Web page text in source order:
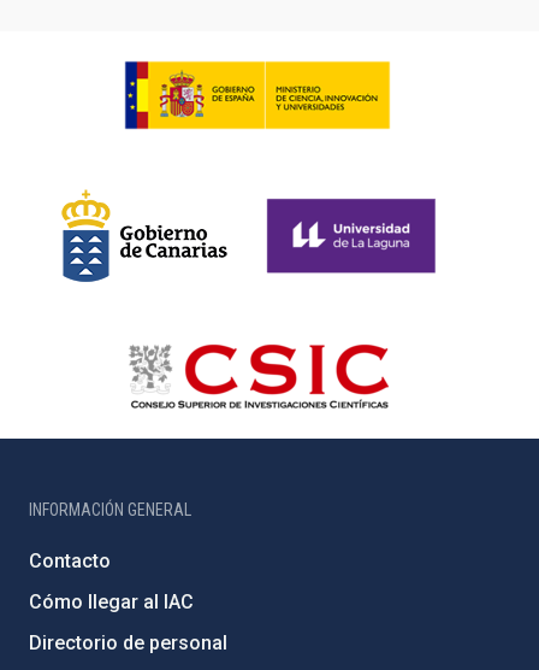
INFORMACIÓN GENERAL
Contacto
Cómo llegar al IAC
Directorio de personal